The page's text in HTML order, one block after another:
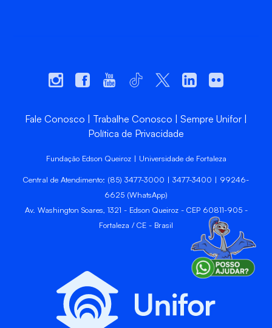
Fale Conosco Trabalhe Conosco
Sempre Unifor
Política de Privacidade
Fundação Edson Queiroz | Universidade de Fortaleza
Central de Atendimento: (85) 3477-3000 | 3477-3400 | 99246-
6625 (WhatsApp)
Av. Washington Soares, 1321 - Edson Queiroz - CEP 60811-905 -
Fortaleza / CE - Brasil